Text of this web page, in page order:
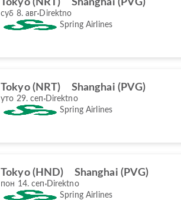
Tokyo (NRT) Shanghai (PVG)
суб 8. авг Direktno
Spring Airlines
Tokyo (NRT) Shanghai (PVG)
уто 29. сеп Direktno
Spring Airlines
Tokyo (HND) Shanghai (PVG)
пон 14. сеп Direktno
Spring Airlines